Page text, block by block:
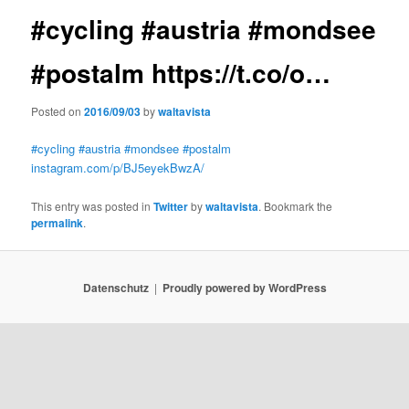
#cycling #austria #mondsee
#postalm https://t.co/o…
Posted on2016/09/03bywaltavista
#cycling #austria #mondsee #postalm
instagram.com/p/BJ5eyekBwzA/
This entry was posted inTwitterbywaltavista. Bookmark the
permalink.
Datenschutz Proudly powered by WordPress